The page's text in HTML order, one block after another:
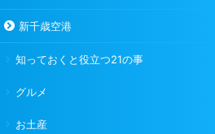
新千歳空港
知っておくと役立つ21の事
グルメ
お土産